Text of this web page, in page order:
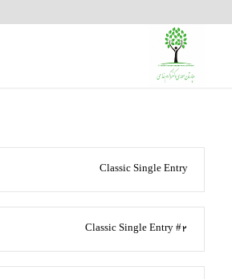
Classic Single Entry
Classic Single Entry #2